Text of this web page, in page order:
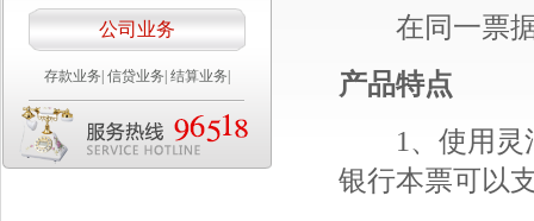
公司业务
存款业务 信贷业务 结算业务
在同一票据
产品特点
1、使用灵活
银行本票可以